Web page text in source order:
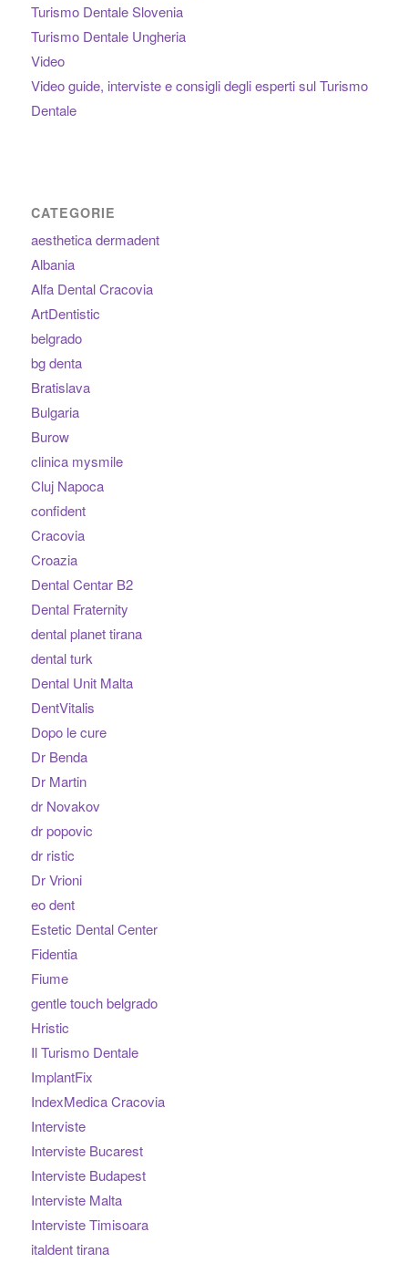
Turismo Dentale Slovenia
Turismo Dentale Ungheria
Video
Video guide, interviste e consigli degli esperti sul Turismo
Dentale
CATEGORIE
aesthetica dermadent
Albania
Alfa Dental Cracovia
ArtDentistic
belgrado
bg denta
Bratislava
Bulgaria
Burow
clinica mysmile
Cluj Napoca
confident
Cracovia
Croazia
Dental Centar B2
Dental Fraternity
dental planet tirana
dental turk
Dental Unit Malta
DentVitalis
Dopo le cure
Dr Benda
Dr Martin
dr Novakov
dr popovic
dr ristic
Dr Vrioni
eo dent
Estetic Dental Center
Fidentia
Fiume
gentle touch belgrado
Hristic
Il Turismo Dentale
ImplantFix
IndexMedica Cracovia
Interviste
Interviste Bucarest
Interviste Budapest
Interviste Malta
Interviste Timisoara
italdent tirana